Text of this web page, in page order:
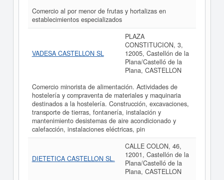
Comercio al por menor de frutas y hortalizas en
establecimientos especializados
VADESA CASTELLON SL
PLAZA
CONSTITUCION, 3,
12005, Castellón de la
Plana/Castelló de la
Plana, CASTELLON
Comercio minorista de alimentación. Actividades de
hostelería y compraventa de materiales y maquinaria
destinados a la hostelería. Construcción, excavaciones,
transporte de tierras, fontanería, instalación y
mantenimiento desistemas de aire acondicionado y
calefacción, instalaciones eléctricas, pin
DIETETICA CASTELLON SL.
CALLE COLON, 46,
12001, Castellón de la
Plana/Castelló de la
Plana, CASTELLON